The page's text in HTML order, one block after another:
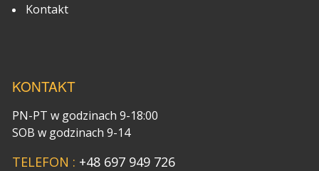
Kontakt
KONTAKT
PN-PT w godzinach 9-18:00
SOB w godzinach 9-14
TELEFON : +48 697 949 726